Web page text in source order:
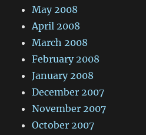
May 2008
April 2008
March 2008
February 2008
January 2008
December 2007
November 2007
October 2007